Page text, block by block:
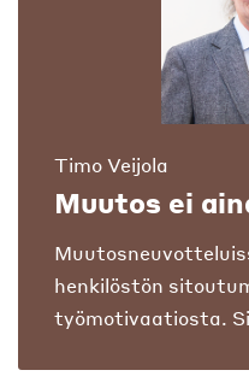
Timo Veijola
Muutos ei
henkilöstön
työmotivaatiosta.